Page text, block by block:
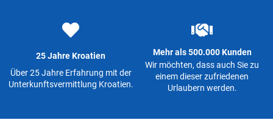
25 Jahre Kroatien
Über 25 Jahre Erfahrung mit der
Unterkunftsvermittlung Kroatien.
Mehr als 500.000 Kunden
Wir möchten, dass auch Sie zu
einem dieser zufriedenen
Urlaubern werden.